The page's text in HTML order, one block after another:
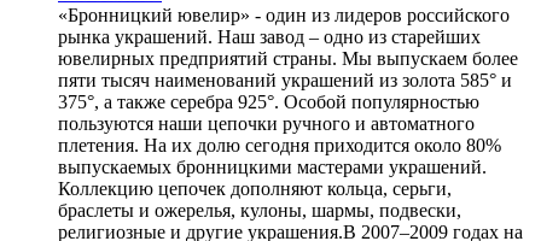
«Бронницкий ювелир» - один из лидеров российского
рынка украшений. Наш завод – одно из старейших
ювелирных предприятий страны. Мы выпускаем более
пяти тысяч наименований украшений из золота 585° и
375°, а также серебра 925°. Особой популярностью
пользуются наши цепочки ручного и автоматного
плетения. На их долю сегодня приходится около 80%
выпускаемых бронницкими мастерами украшений.
Коллекцию цепочек дополняют кольца, серьги,
браслеты и ожерелья, кулоны, шармы, подвески,
религиозные и другие украшения.В 2007–2009 годах на